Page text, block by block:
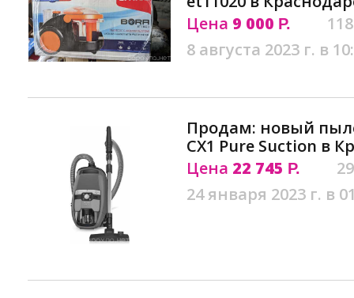
Цена 9 000 Р.
8 августа 2023 г. в
Продам: новый
CX1 Pure Suction в
Цена 22 745 Р.
24 января 2023 г. в